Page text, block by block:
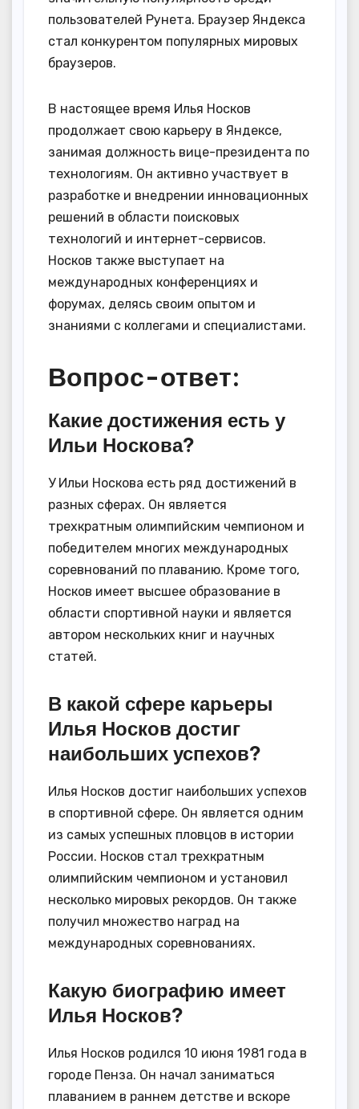
пользователей Рунета. Браузер Яндекса
стал конкурентом популярных мировых
браузеров.
В настоящее время Илья Носков
продолжает свою карьеру в Яндексе,
занимая должность вице-президента по
технологиям. Он активно участвует в
разработке и внедрении инновационных
решений в области поисковых
технологий и интернет-сервисов.
Носков также выступает на
международных конференциях и
форумах, делясь своим опытом и
знаниями с коллегами и специалистами.
Вопрос-ответ:
Какие достижения есть у
Ильи Носкова?
У Ильи Носкова есть ряд достижений в
разных сферах. Он является
трехкратным олимпийским чемпионом и
победителем многих международных
соревнований по плаванию. Кроме того,
Носков имеет высшее образование в
области спортивной науки и является
автором нескольких книг и научных
статей.
В какой сфере карьеры
Илья Носков достиг
наибольших успехов?
Илья Носков достиг наибольших успехов
в спортивной сфере. Он является одним
из самых успешных пловцов в истории
России. Носков стал трехкратным
олимпийским чемпионом и установил
несколько мировых рекордов. Он также
получил множество наград на
международных соревнованиях.
Какую биографию имеет
Илья Носков?
Илья Носков родился 10 июня 1981 года в
городе Пенза. Он начал заниматься
плаванием в раннем детстве и вскоре